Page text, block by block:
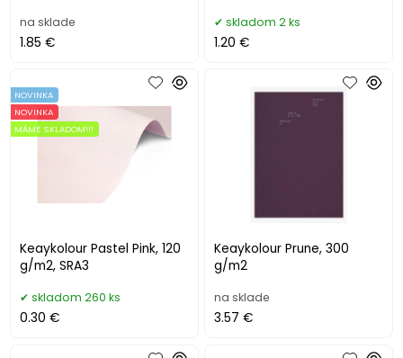
na sklade
1.85 €
skladom 2 ks
1.20 €
Keaykolour Pastel Pink, 120
g/m2, SRA3
NOVINKA
NOVINKA
MÁME SKLADOM!!!
skladom 260 ks
0.30 €
Keaykolour Prune, 300
g/m2
na sklade
3.57 €